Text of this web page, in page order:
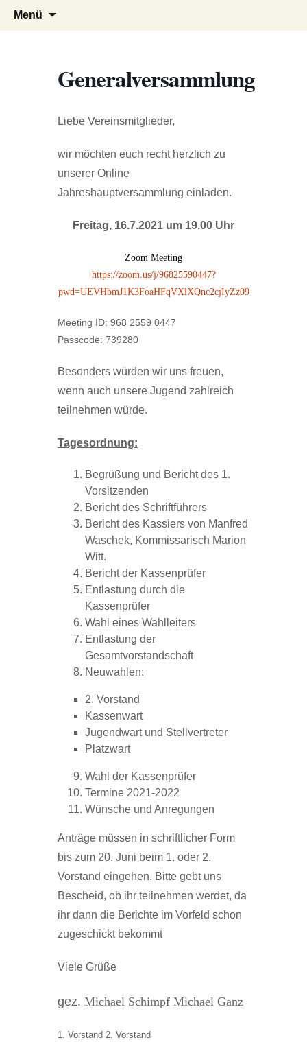
Oberweierer Bogensportverein
Bogenschießen in Gaggenau am Fuße
des Eichelbergs zwischen Karlsruhe und
Menü
Generalversammlung
Liebe Vereinsmitglieder,
wir möchten euch recht herzlich zu
unserer Online
Jahreshauptversammlung einladen.
Freitag, 16.7.2021 um 19.00 Uhr
Zoom Meeting
https://zoom.us/j/96825590447?
pwd=UEVHbmJ1K3FoaHFqVXlXQnc2cjIyZz09
Meeting ID: 968 2559 0447
Passcode: 739280
Besonders würden wir uns freuen,
wenn auch unsere Jugend zahlreich
teilnehmen würde.
Tagesordnung:
Begrüßung und Bericht des 1.
Vorsitzenden
Bericht des Schriftführers
Bericht des Kassiers von Manfred
Waschek, Kommissarisch Marion
Witt.
Bericht der Kassenprüfer
Entlastung durch die
Kassenprüfer
Wahl eines Wahlleiters
Entlastung der
Gesamtvorstandschaft
Neuwahlen:
2. Vorstand
Kassenwart
Jugendwart und Stellvertreter
Platzwart
Wahl der Kassenprüfer
Termine 2021-2022
Wünsche und Anregungen
Anträge müssen in schriftlicher Form
bis zum 20. Juni beim 1. oder 2.
Vorstand eingehen. Bitte gebt uns
Bescheid, ob ihr teilnehmen werdet, da
ihr dann die Berichte im Vorfeld schon
zugeschickt bekommt
Viele Grüße
gez. Michael Schimpf Michael Ganz
1. Vorstand 2. Vorstand